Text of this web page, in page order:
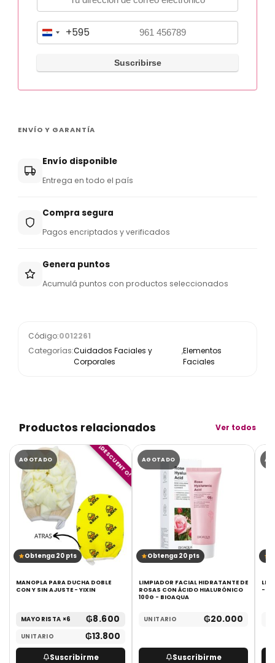
P
r
a
y
+
9
+595
ENVÍO Y GARANTÍA
Envío disponible
Entrega en todo el país
Compra segura
Pagos encriptados y verificados
Genera puntos
Acumulá puntos con productos seleccionados
Código:0012261
Categorías:Cuidados Faciales y
Corporales
,Elementos
Faciales
Productos relacionados Ver todos
AGOTADO ¡DESCUENTO!
Obtenga 20 pts
MANOPLA PARA DUCHA DOBLE
CON Y SIN AJUSTE - YIXIN
MAYORISTA ×6 ₲8.600
UNITARIO ₲13.800
Suscribirme
AGOTADO
Obtenga 20 pts
LIMPIADOR FACIAL HIDRATANTE DE
ROSAS CON ÁCIDO HIALURÓNICO
100G - BIOAQUA
UNITARIO ₲20.000
Suscribirme
-